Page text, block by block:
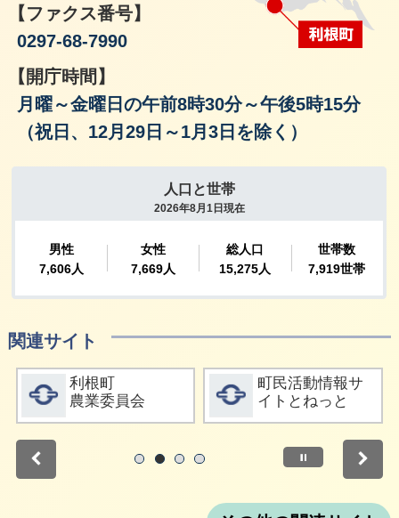
【ファクス番号】
0297-68-7990
【開庁時間】
月曜～金曜日の午前8時30分～午後5時15分
（祝日、12月29日～1月3日を除く）
関連サイト
詳細をみる
利根町
農業委員会
詳細をみる
町民活動情報サ
イトとねっと
停止